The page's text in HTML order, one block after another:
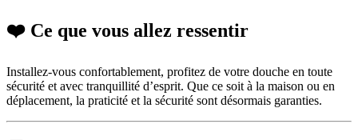
❤️ Ce que vous allez ressentir
Installez-vous confortablement, profitez de votre douche en toute
sécurité et avec tranquillité d’esprit. Que ce soit à la maison ou en
déplacement, la praticité et la sécurité sont désormais garanties.